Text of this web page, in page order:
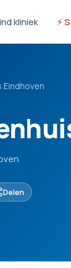
kliniek ⚡
Eindhoven
Delen